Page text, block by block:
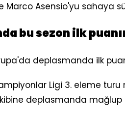
Marco Asensio'yu sahaya
bu sezon ilk
deplasmanda ilk
Ligi 3. eleme
deplasmanda